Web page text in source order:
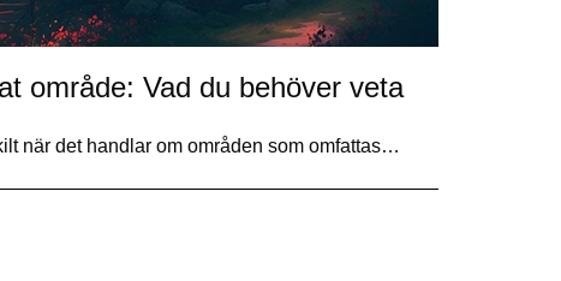
område: Vad du behöver veta
när det handlar om områden som omfattas…